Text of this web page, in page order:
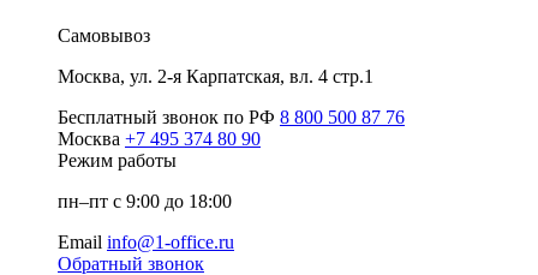
Самовывоз
Москва, ул. 2-я Карпатская, вл. 4 стр.1
Бесплатный звонок по РФ 8 800 500 87 76
Москва +7 495 374 80 90
Режим работы
пн–пт с 9:00 до 18:00
Email info@1-office.ru
Обратный звонок